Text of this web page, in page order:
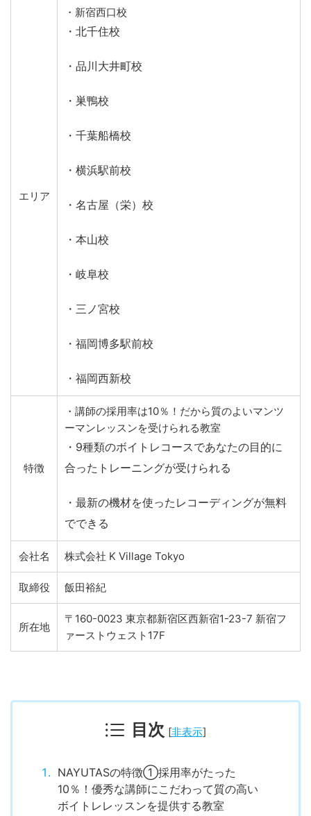
エリア
・新宿西口校
・北千住校
・品川大井町校
・巣鴨校
・千葉船橋校
・横浜駅前校
・名古屋（栄）校
・本山校
・岐阜校
・三ノ宮校
・福岡博多駅前校
・福岡西新校
特徴
・講師の採用率は10％！だから質のよいマンツ
ーマンレッスンを受けられる教室
・9種類のボイトレコースであなたの目的に
合ったトレーニングが受けられる
・最新の機材を使ったレコーディングが無料
でできる
会社名 株式会社 K Village Tokyo
取締役 飯田裕紀
所在地
〒160-0023 東京都新宿区西新宿1-23-7 新宿フ
ァーストウェスト17F
目次 [非表示]
NAYUTASの特徴①採用率がたった
10％！優秀な講師にこだわって質の高い
ボイトレレッスンを提供する教室